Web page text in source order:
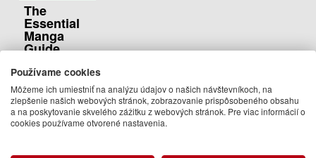
The
Essential
Manga
Guide
Briana
Lawrence
25.95 €
Na sklade
Používame cookies
Môžeme ich umiestniť na analýzu údajov o našich návštevníkoch, na
zlepšenie našich webových stránok, zobrazovanie prispôsobeného obsahu
a na poskytovanie skvelého zážitku z webových stránok. Pre viac informácií o
cookies používame otvorené nastavenia.